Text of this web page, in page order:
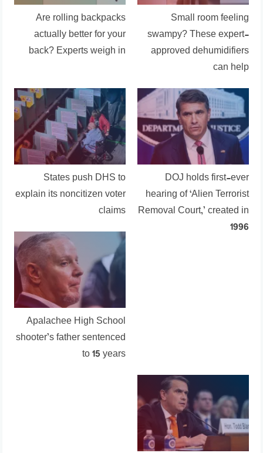
Small room feeling
swampy? These expert-
approved dehumidifiers
can help
Are rolling backpacks
actually better for your
back? Experts weigh in
DOJ holds first-ever
hearing of ‘Alien Terrorist
Removal Court,’ created in
1996
States push DHS to
explain its noncitizen voter
claims
Apalachee High School
shooter’s father sentenced
to 15 years